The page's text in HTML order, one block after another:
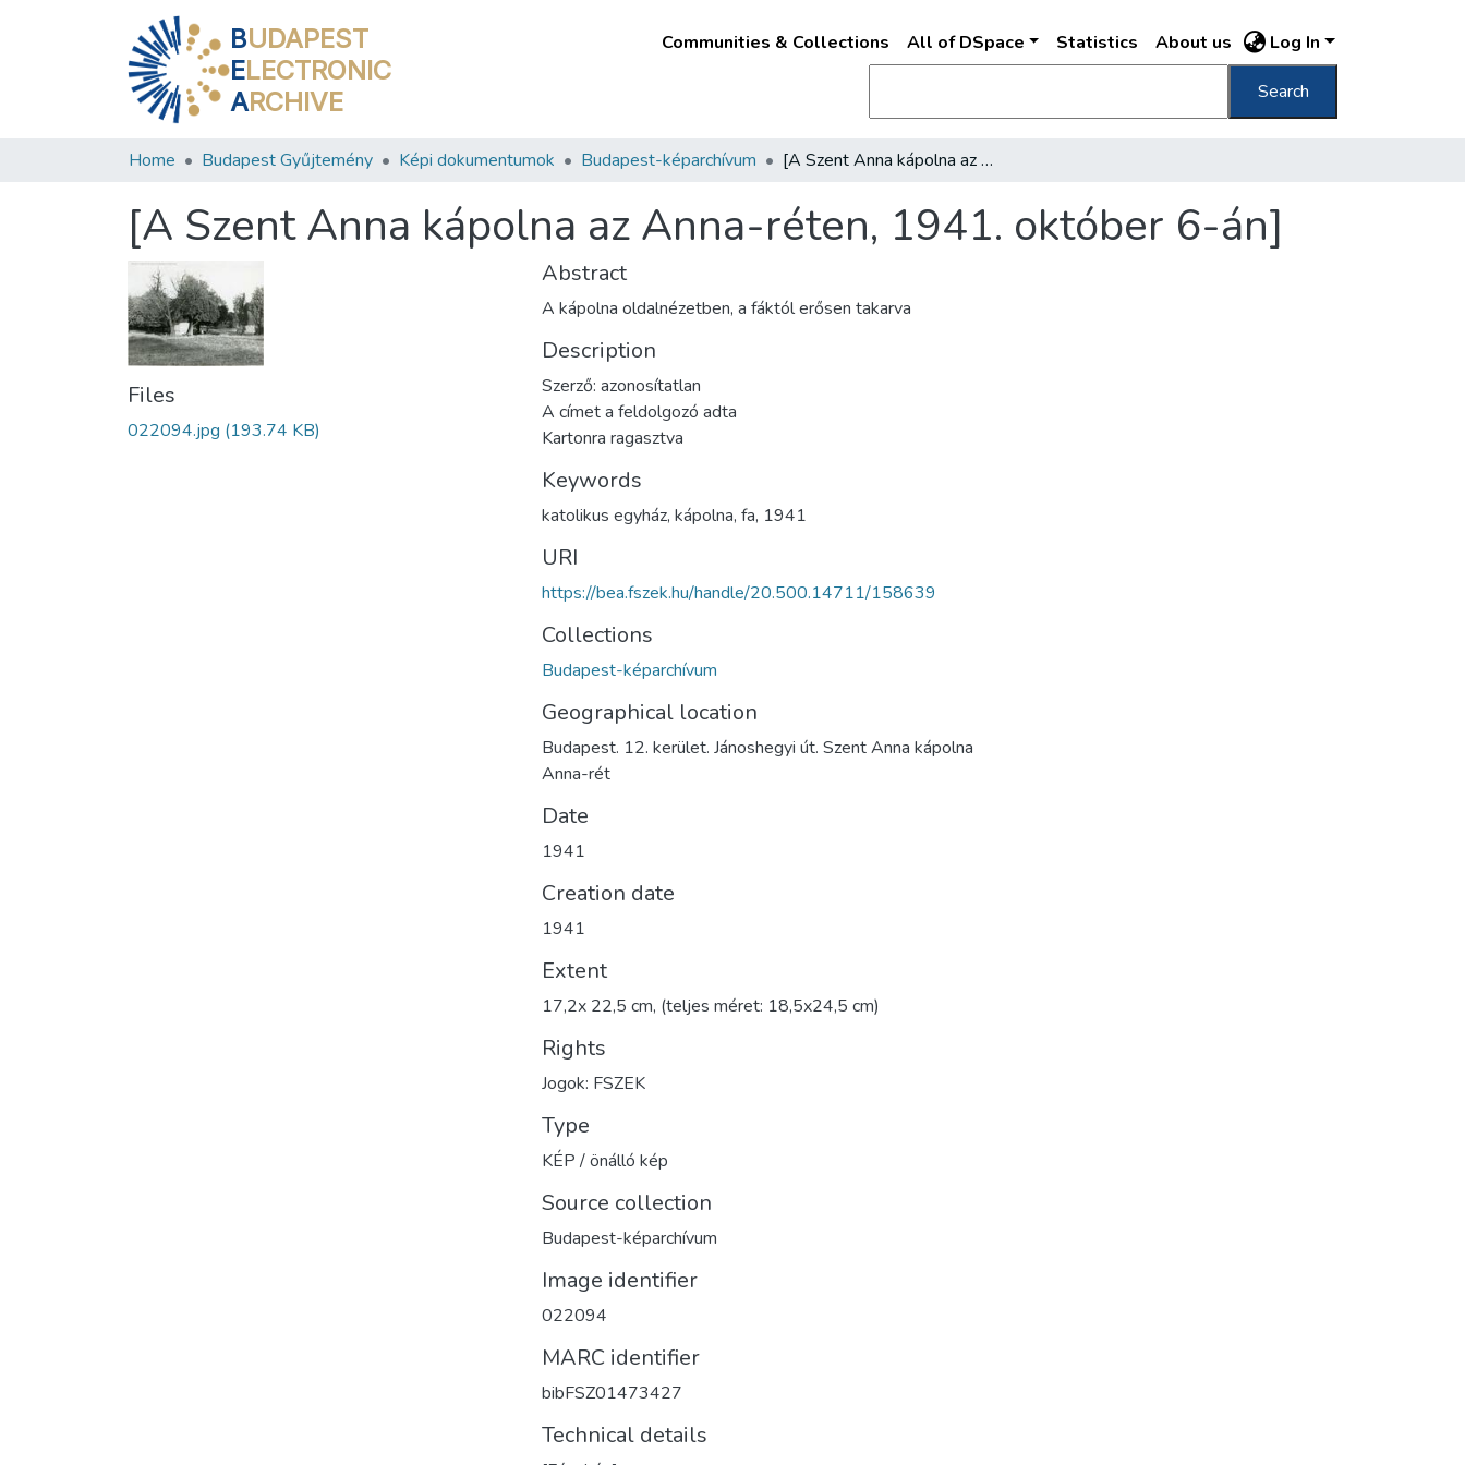
BUDAPEST
ELECTRONIC
ARCHIVE
Communities & Collections All of DSpace Statistics About us Log In
Search
Home Budapest Gyűjtemény Képi dokumentumok Budapest-képarchívum [A Szent Anna kápolna az Anna-réten, 1941. október 6-án]
[A Szent Anna kápolna az Anna-réten, 1941. október 6-án]
Files
022094.jpg (193.74 KB)
Abstract
A kápolna oldalnézetben, a fáktól erősen takarva
Description
Szerző: azonosítatlan
A címet a feldolgozó adta
Kartonra ragasztva
Keywords
katolikus egyház, kápolna, fa, 1941
URI
https://bea.fszek.hu/handle/20.500.14711/158639
Collections
Budapest-képarchívum
Geographical location
Budapest. 12. kerület. Jánoshegyi út. Szent Anna kápolna
Anna-rét
Date
1941
Creation date
1941
Extent
17,2x 22,5 cm, (teljes méret: 18,5x24,5 cm)
Rights
Jogok: FSZEK
Type
KÉP / önálló kép
Source collection
Budapest-képarchívum
Image identifier
022094
MARC identifier
bibFSZ01473427
Technical details